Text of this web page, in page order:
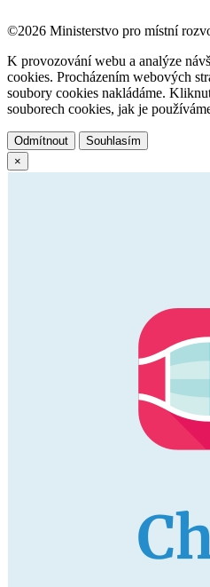
©2026 Ministerstvo pro místní
K provozování webu a analýze
cookies. Procházením webových
soubory cookies nakládáme.
souborech cookies, jak je
Odmítnout
Souhlasím
×